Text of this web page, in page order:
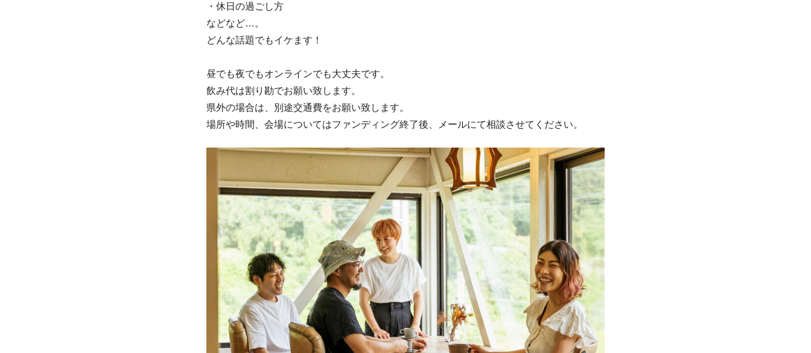
・休日の過ごし方
などなど…。
どんな話題でもイケます！
昼でも夜でもオンラインでも大丈夫です。
飲み代は割り勘でお願い致します。
県外の場合は、別途交通費をお願い致します。
場所や時間、会場についてはファンディング終了後、メールにて相談させてください。